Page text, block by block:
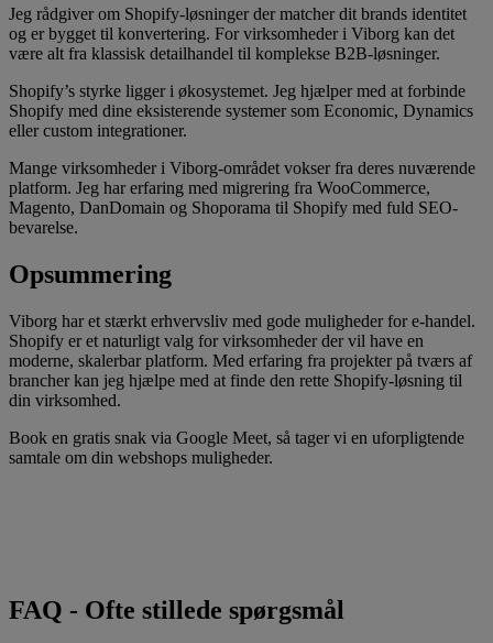
Jeg rådgiver om Shopify-løsninger der matcher dit brands identitet
og er bygget til konvertering. For virksomheder i Viborg kan det
være alt fra klassisk detailhandel til komplekse B2B-løsninger.
Shopify’s styrke ligger i økosystemet. Jeg hjælper med at forbinde
Shopify med dine eksisterende systemer som Economic, Dynamics
eller custom integrationer.
Mange virksomheder i Viborg-området vokser fra deres nuværende
platform. Jeg har erfaring med migrering fra WooCommerce,
Magento, DanDomain og Shoporama til Shopify med fuld SEO-
bevarelse.
Opsummering
Viborg har et stærkt erhvervsliv med gode muligheder for e-handel.
Shopify er et naturligt valg for virksomheder der vil have en
moderne, skalerbar platform. Med erfaring fra projekter på tværs af
brancher kan jeg hjælpe med at finde den rette Shopify-løsning til
din virksomhed.
Book en gratis snak via Google Meet, så tager vi en uforpligtende
samtale om din webshops muligheder.
FAQ - Ofte stillede spørgsmål